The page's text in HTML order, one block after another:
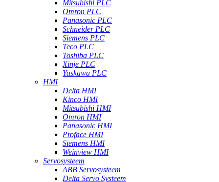
Mitsubishi PLC
Omron PLC
Panasonic PLC
Schneider PLC
Siemens PLC
Teco PLC
Toshiba PLC
Xinje PLC
Yaskawa PLC
HMI
Delta HMI
Kinco HMI
Mitsubishi HMI
Omron HMI
Panasonic HMI
Proface HMI
Siemens HMI
Weinview HMI
Servosysteem
ABB Servosysteem
Delta Servo Systeem